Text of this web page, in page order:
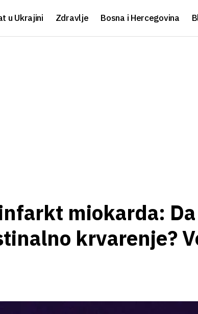
u Ukrajini Zdravlje Bosna i Hercegovina
miokarda:
krvarenje?